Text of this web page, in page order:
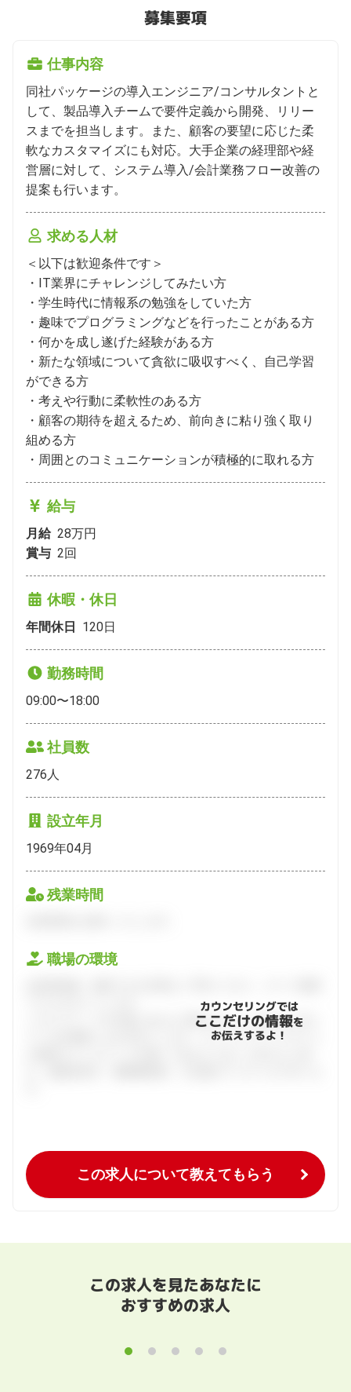
募集要項
仕事内容
同社パッケージの導入エンジニア/コンサルタントと
して、製品導入チームで要件定義から開発、リリー
スまでを担当します。また、顧客の要望に応じた柔
軟なカスタマイズにも対応。大手企業の経理部や経
営層に対して、システム導入/会計業務フロー改善の
提案も行います。
求める人材
＜以下は歓迎条件です＞
・IT業界にチャレンジしてみたい方
・学生時代に情報系の勉強をしていた方
・趣味でプログラミングなどを行ったことがある方
・何かを成し遂げた経験がある方
・新たな領域について貪欲に吸収すべく、自己学習
ができる方
・考えや行動に柔軟性のある方
・顧客の期待を超えるため、前向きに粘り強く取り
組める方
・周囲とのコミュニケーションが積極的に取れる方
給与
月給 28万円
賞与 2回
休暇・休日
年間休日 120日
勤務時間
09:00〜18:00
社員数
276人
設立年月
1969年04月
残業時間
職場の環境
ハタラクティブが企業とあなたの間に立って、あなたに向い
ている仕事探しをお手伝いします。キャリアアドバイザーと
カウンセリングでは
ここだけの情報を
お伝えするよ！
この求人について教えてもらう
この求人を見たあなたに
おすすめの求人